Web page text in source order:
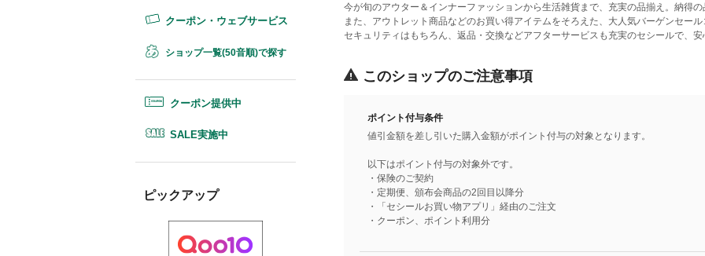
クーポン・ウェブサービス
ショップ一覧(50音順)で探す
クーポン提供中
SALE実施中
ピックアップ
今が旬のアウター＆インナーファッションから生活雑貨まで、充実の品揃え。納得の
また、アウトレット商品などのお買い得アイテムをそろえた、大人気バーゲンセール
セキュリティはもちろん、返品・交換などアフターサービスも充実のセシールで、
このショップのご注意事項
ポイント付与条件
値引金額を差し引いた購入金額がポイント付与の対象となります。
以下はポイント付与の対象外です。
・保険のご契約
・定期便、頒布会商品の2回目以降分
・「セシールお買い物アプリ」経由のご注文
・クーポン、ポイント利用分